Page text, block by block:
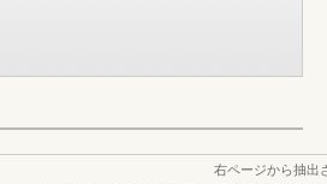
右ページから抽出